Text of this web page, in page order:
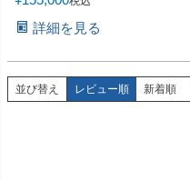
詳細を見る
並び替え レビュー順 新着順